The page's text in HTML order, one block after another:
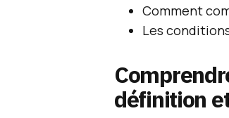
Comment
Les
définition